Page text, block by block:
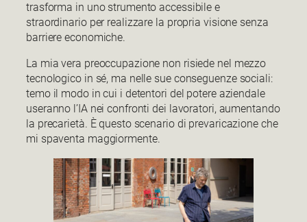
trasforma in uno strumento accessibile e
straordinario per realizzare la propria visione senza
barriere economiche.
La mia vera preoccupazione non risiede nel mezzo
tecnologico in sé, ma nelle sue conseguenze sociali:
temo il modo in cui i detentori del potere aziendale
useranno l’IA nei confronti dei lavoratori, aumentando
la precarietà. È questo scenario di prevaricazione che
mi spaventa maggiormente.